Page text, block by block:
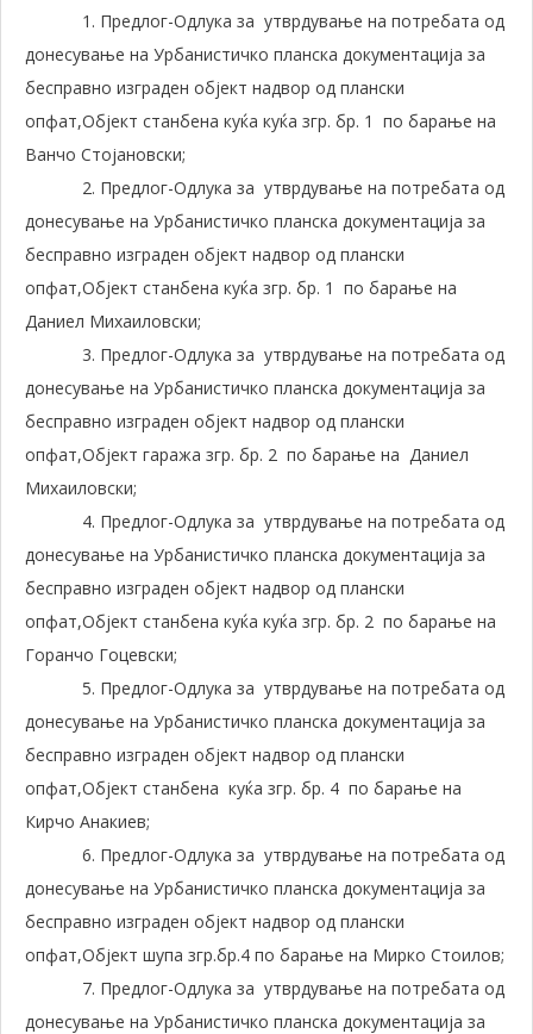
1. Предлог-Одлука за утврдување на потребата од
донесување на Урбанистичко планска документација за
бесправно изграден објект надвор од плански
опфат,Објект станбена куќа куќа згр. бр. 1 по барање на
Ванчо Стојановски;
2. Предлог-Одлука за утврдување на потребата од
донесување на Урбанистичко планска документација за
бесправно изграден објект надвор од плански
опфат,Објект станбена куќа згр. бр. 1 по барање на
Даниел Михаиловски;
3. Предлог-Одлука за утврдување на потребата од
донесување на Урбанистичко планска документација за
бесправно изграден објект надвор од плански
опфат,Објект гаража згр. бр. 2 по барање на Даниел
Михаиловски;
4. Предлог-Одлука за утврдување на потребата од
донесување на Урбанистичко планска документација за
бесправно изграден објект надвор од плански
опфат,Објект станбена куќа куќа згр. бр. 2 по барање на
Горанчо Гоцевски;
5. Предлог-Одлука за утврдување на потребата од
донесување на Урбанистичко планска документација за
бесправно изграден објект надвор од плански
опфат,Објект станбена куќа згр. бр. 4 по барање на
Кирчо Анакиев;
6. Предлог-Одлука за утврдување на потребата од
донесување на Урбанистичко планска документација за
бесправно изграден објект надвор од плански
опфат,Објект шупа згр.бр.4 по барање на Мирко Стоилов;
7. Предлог-Одлука за утврдување на потребата од
донесување на Урбанистичко планска документација за